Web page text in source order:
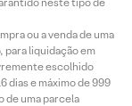
ou a venda de uma
para liquidação em
escolhido
dias e máximo de 999
de uma parcela